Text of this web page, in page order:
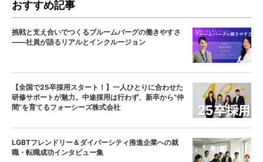
おすすめ記事
挑戦と支え合いでつくるブルームバーグの働きやすさ
——社員が語るリアルとインクルージョン
【全国で25卒採用スタート！】一人ひとりに合わせた
研修サポートが魅力。中途採用は行わず、新卒から”仲
間”を育てるフォーシーズ株式会社
LGBTフレンドリー＆ダイバーシティ推進企業への就
職・転職成功インタビュー集